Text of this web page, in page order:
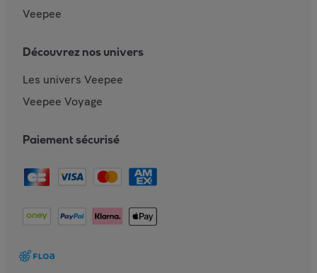
Veepee
Découvrez nos univers
Les univers Veepee
Veepee Voyage
Paiement sécurisé